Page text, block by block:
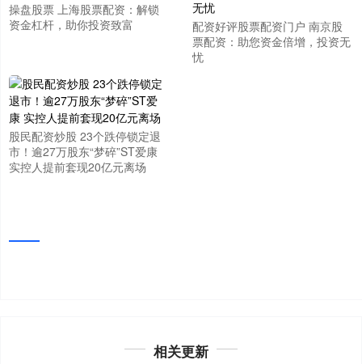
操盘股票 上海股票配资：解锁
资金杠杆，助你投资致富
配资好评股票配资门户 南京股
票配资：助您资金倍增，投资无
忧
股民配资炒股 23个跌停锁定退
市！逾27万股东“梦碎”ST爱康
实控人提前套现20亿元离场
相关更新